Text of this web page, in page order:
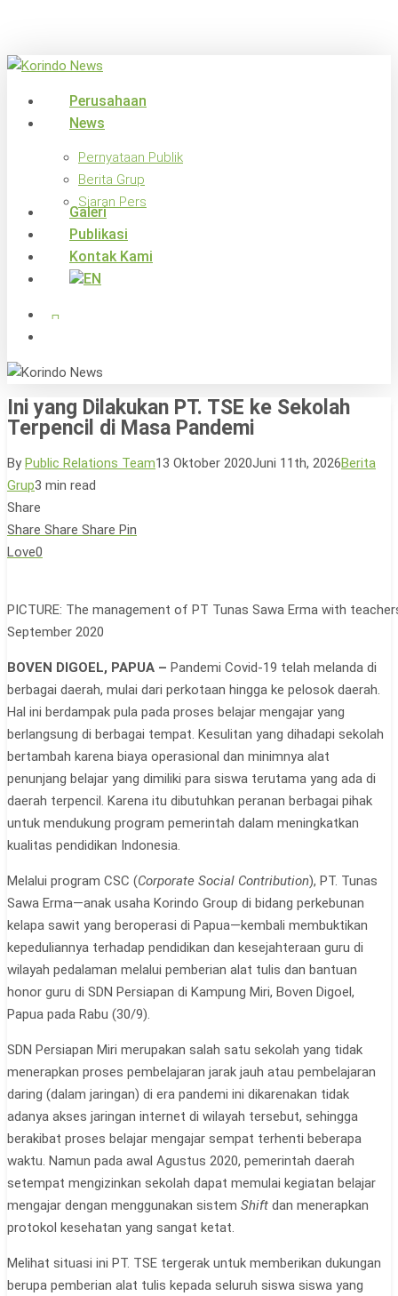
main
search
Menu
Perusahaan
News
Pernyataan Publik
Berita Grup
Siaran Pers
Galeri
Publikasi
Kontak Kami
x-
twitter
facebook
Ini yang Dilakukan PT. TSE ke Sekolah
Terpencil di Masa Pandemi
By Public Relations Team13 Oktober 2020Juni 11th, 2026Berita
Grup3 min read
Share
Share Share Share Pin
Love0
PICTURE: The management of PT Tunas Sawa Erma with
September 2020
BOVEN DIGOEL, PAPUA – Pandemi Covid-19 telah melanda di
berbagai daerah, mulai dari perkotaan hingga ke pelosok daerah.
Hal ini berdampak pula pada proses belajar mengajar yang
berlangsung di berbagai tempat. Kesulitan yang dihadapi sekolah
bertambah karena biaya operasional dan minimnya alat
penunjang belajar yang dimiliki para siswa terutama yang ada di
daerah terpencil. Karena itu dibutuhkan peranan berbagai pihak
untuk mendukung program pemerintah dalam meningkatkan
kualitas pendidikan Indonesia.
Melalui program CSC (Corporate Social Contribution), PT. Tunas
Sawa Erma—anak usaha Korindo Group di bidang perkebunan
kelapa sawit yang beroperasi di Papua—kembali membuktikan
kepeduliannya terhadap pendidikan dan kesejahteraan guru di
wilayah pedalaman melalui pemberian alat tulis dan bantuan
honor guru di SDN Persiapan di Kampung Miri, Boven Digoel,
Papua pada Rabu (30/9).
SDN Persiapan Miri merupakan salah satu sekolah yang tidak
menerapkan proses pembelajaran jarak jauh atau pembelajaran
daring (dalam jaringan) di era pandemi ini dikarenakan tidak
adanya akses jaringan internet di wilayah tersebut, sehingga
berakibat proses belajar mengajar sempat terhenti beberapa
waktu. Namun pada awal Agustus 2020, pemerintah daerah
setempat mengizinkan sekolah dapat memulai kegiatan belajar
mengajar dengan menggunakan sistem Shift dan menerapkan
protokol kesehatan yang sangat ketat.
Melihat situasi ini PT. TSE tergerak untuk memberikan dukungan
berupa pemberian alat tulis kepada seluruh siswa siswa yang